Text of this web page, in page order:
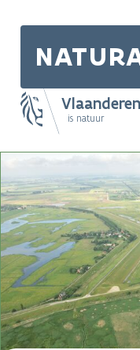
Vlaanderen
is natuur
Main
navigation